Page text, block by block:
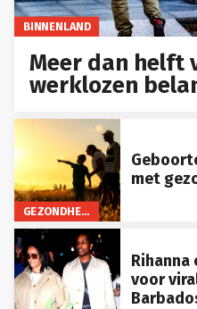
BINNENLAND
Meer dan helft
werklozen
GEZONDHEID
met
Rihanna
voor